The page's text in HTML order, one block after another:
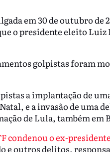
em 30 de outubro
o presidente eleito Luiz
golpistas foram
a implantação de
e a invasão de uma
de Lula, também em
condenou o ex-
e outros delitos,